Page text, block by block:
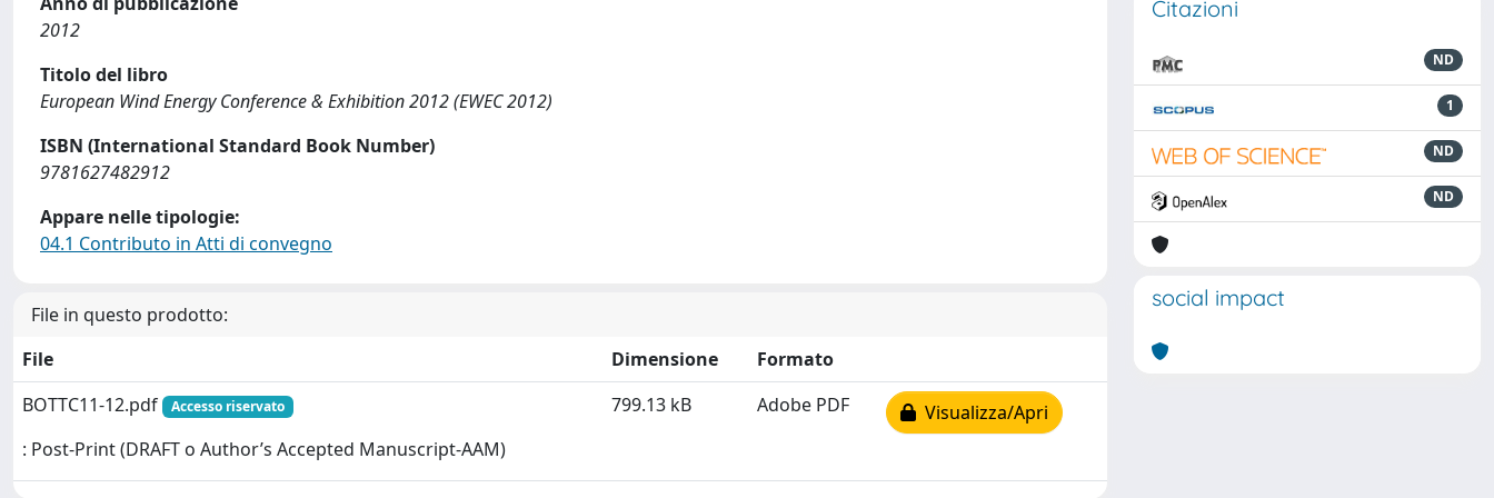
2012
Titolo del libro
European Wind Energy Conference & Exhibition 2012 (EWEC 2012)
ISBN (International Standard Book Number)
9781627482912
Appare nelle tipologie:
04.1 Contributo in Atti di convegno
File in questo prodotto:
File
Dimensione
Formato
BOTTC11-12.pdf
Accesso riservato
: Post-Print (DRAFT o Author’s Accepted Manuscript-AAM)
799.13 kB Adobe PDF Visualizza/Apri
Citazioni
ND
1
ND
ND
social impact